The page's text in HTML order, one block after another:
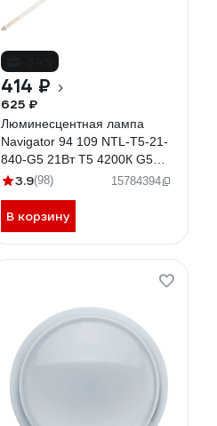
414 ₽
625 ₽
Люминесцентная лампа
Navigator 94 109 NTL-T5-21-
840-G5 21Вт T5 4200К G5
94109
3.9(98) 15784394
В корзину